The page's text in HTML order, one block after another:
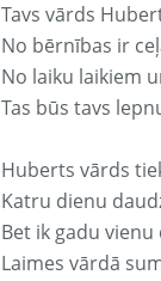
Tavs vārds
No bērnības ir
No laiku laikiem
Tas būs tavs
Huberts vārds
Katru dienu
Bet ik gadu vienu
Laimes vārdā